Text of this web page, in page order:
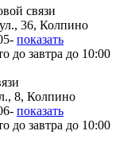
связи
36, Колпино
показать
до завтра до 10:00
8, Колпино
показать
до завтра до 10:00